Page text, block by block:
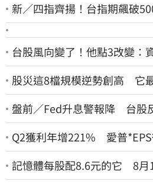
新／四指齊揚！台指期飆破
台股風向變了！他點3改變：
股災這8檔規模逆勢創高 它
盤前／Fed升息警報降 台股
Q2獲利年增221% 愛普*EPS
記憶體每股配8.6元的它 8月